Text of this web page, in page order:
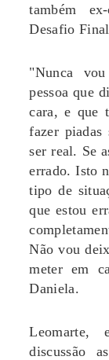
também
Desafio
"Nunca
pessoa que
cara, e que
fazer piadas
ser real. Se
errado. Isto
tipo de
que estou
Não vou
meter em
Daniela.
Leomarte,
discussão